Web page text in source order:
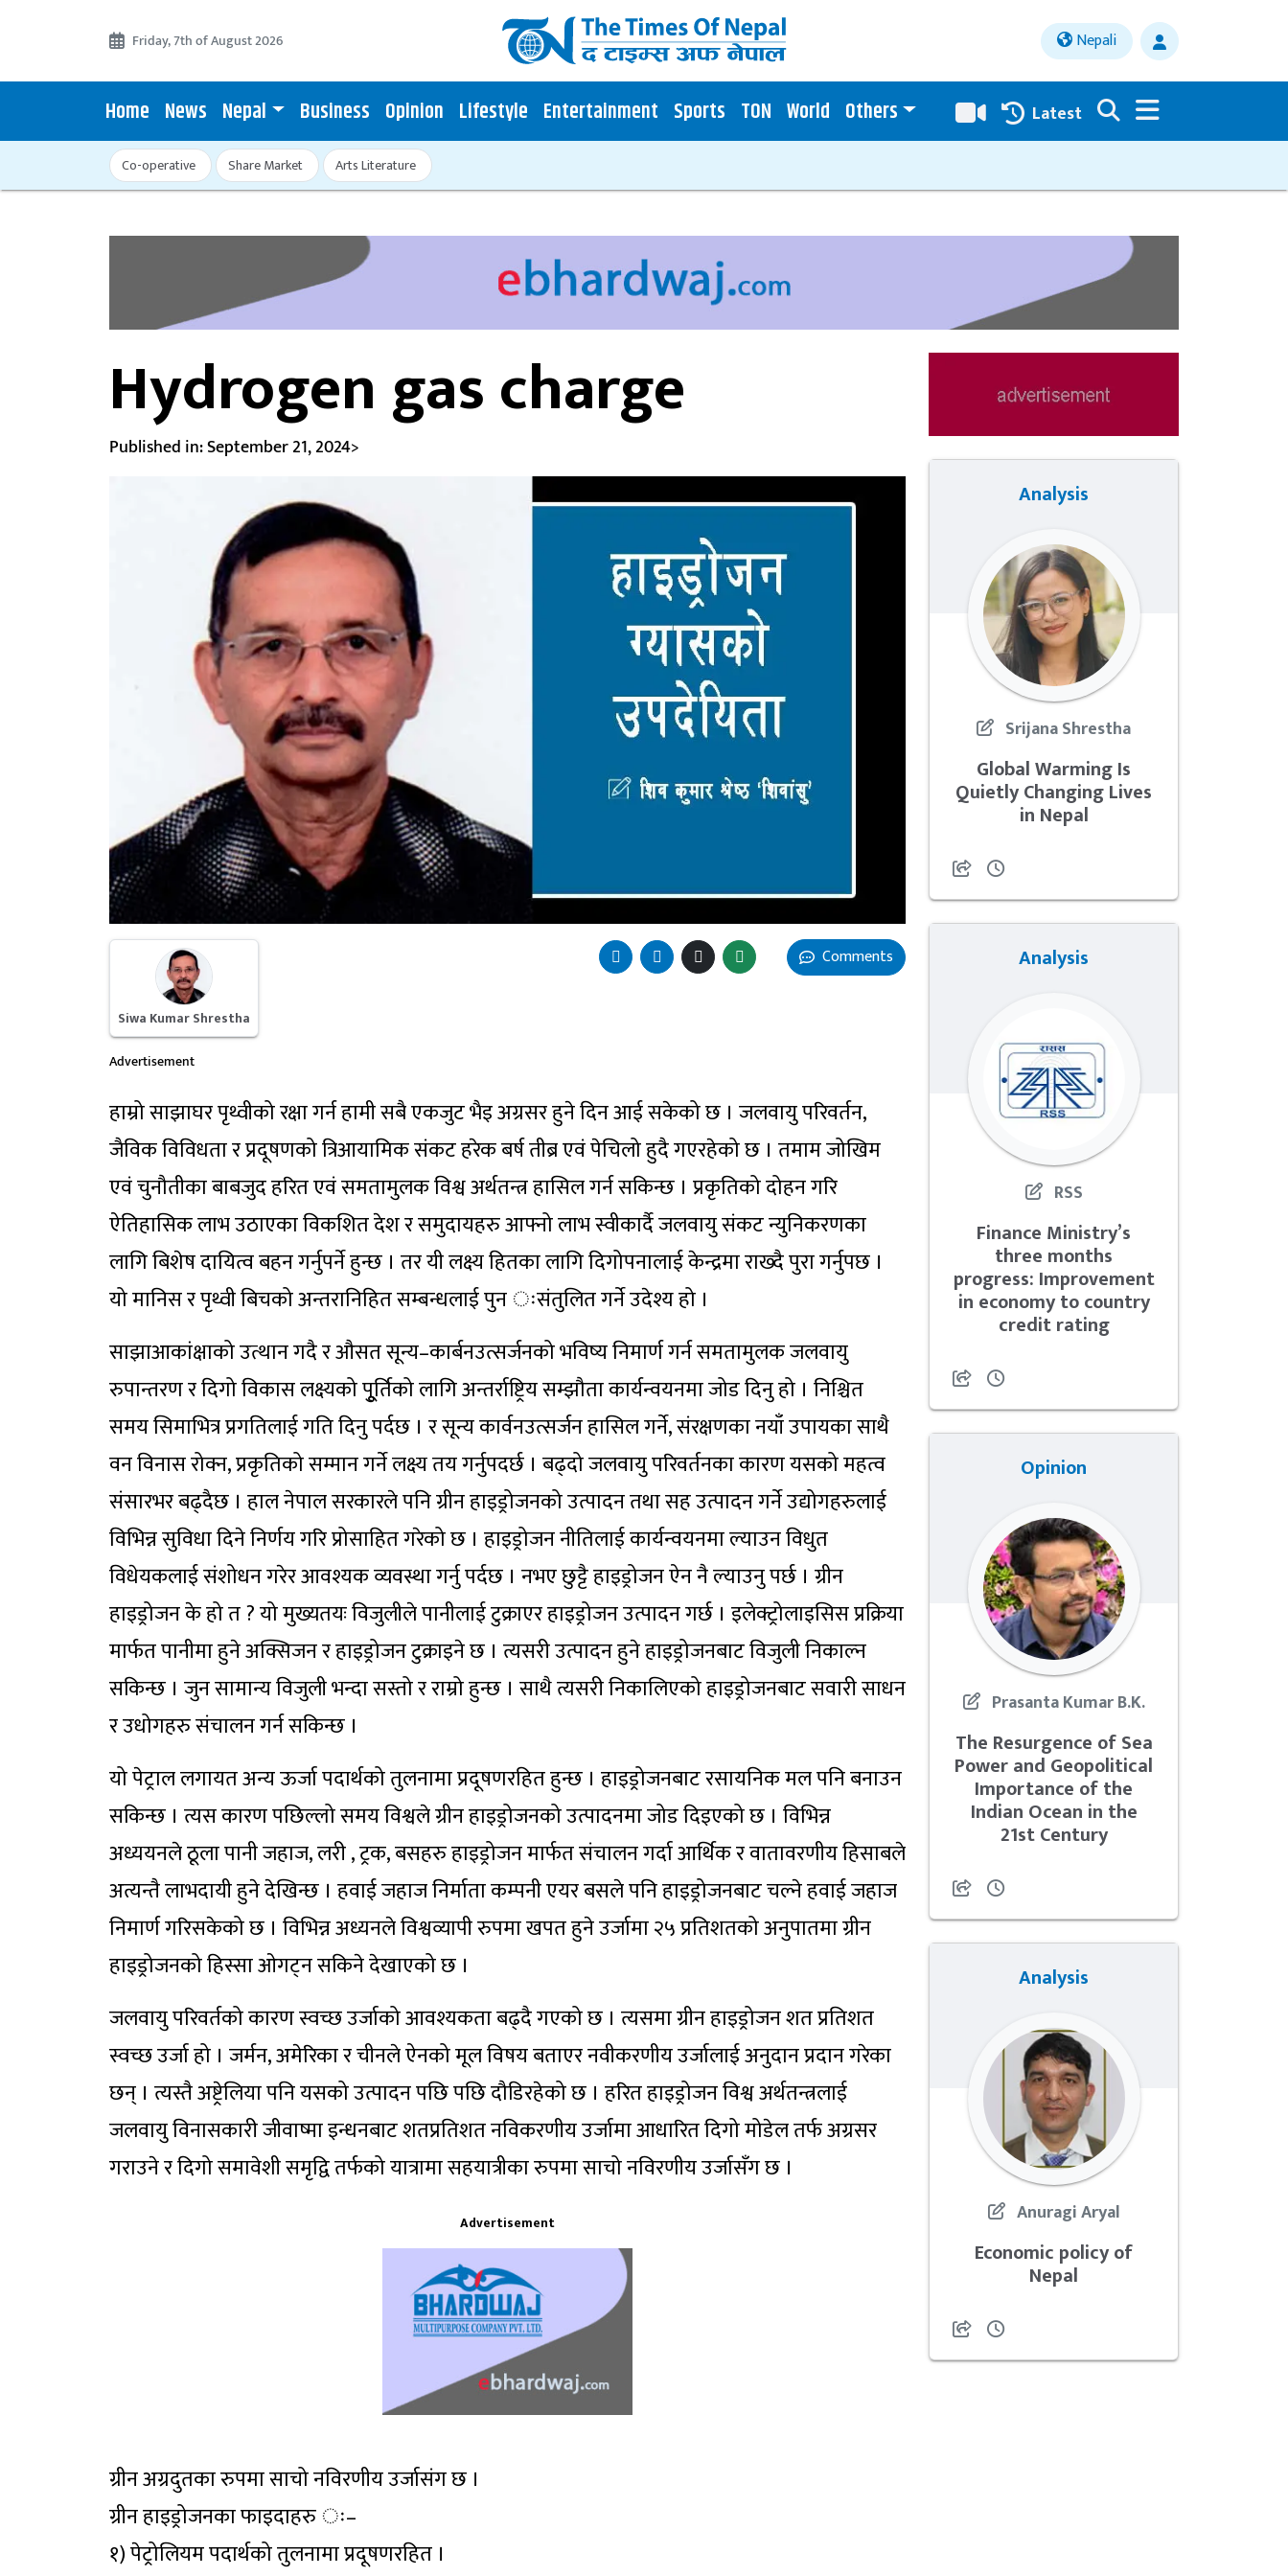
Friday, 7th of August 2026 Nepali
Home News Nepal Business Opinion Lifestyle Entertainment Sports TON World Others Latest
Co-operative Share Market Arts Literature
Hydrogen gas charge
Published in: September 21, 2024>
Siwa Kumar Shrestha
Comments
Advertisement
हाम्रो साझाघर पृथ्वीको रक्षा गर्न हामी सबै एकजुट भैइ अग्रसर हुने दिन आई सकेको छ । जलवायु परिवर्तन,
जैविक विविधता र प्रदूषणको त्रिआयामिक संकट हरेक बर्ष तीब्र एवं पेचिलो हुदै गएरहेको छ । तमाम जोखिम
एवं चुनौतीका बाबजुद हरित एवं समतामुलक विश्व अर्थतन्त्र हासिल गर्न सकिन्छ । प्रकृतिको दोहन गरि
ऐतिहासिक लाभ उठाएका विकशित देश र समुदायहरु आफ्नो लाभ स्वीकार्दै जलवायु संकट न्युनिकरणका
लागि बिशेष दायित्व बहन गर्नुपर्ने हुन्छ । तर यी लक्ष्य हितका लागि दिगोपनालाई केन्द्रमा राख्दै पुरा गर्नुपछ ।
यो मानिस र पृथ्वी बिचको अन्तरानिहित सम्बन्धलाई पुन ःसंतुलित गर्ने उदेश्य हो ।
साझाआकांक्षाको उत्थान गदै र औसत सून्य–कार्बनउत्सर्जनको भविष्य निमार्ण गर्न समतामुलक जलवायु
रुपान्तरण र दिगो विकास लक्ष्यको पूुर्तिको लागि अन्तर्राष्ट्रिय सम्झौता कार्यन्वयनमा जोड दिनु हो । निश्चित
समय सिमाभित्र प्रगतिलाई गति दिनु पर्दछ । र सून्य कार्वनउत्सर्जन हासिल गर्ने, संरक्षणका नयाँ उपायका साथै
वन विनास रोक्न, प्रकृतिको सम्मान गर्ने लक्ष्य तय गर्नुपदर्छ । बढ्दो जलवायु परिवर्तनका कारण यसको महत्व
संसारभर बढ्दैछ । हाल नेपाल सरकारले पनि ग्रीन हाइड्रोजनको उत्पादन तथा सह उत्पादन गर्ने उद्योगहरुलाई
विभिन्न सुविधा दिने निर्णय गरि प्रोसाहित गरेको छ । हाइड्रोजन नीतिलाई कार्यन्वयनमा ल्याउन विधुत
विधेयकलाई संशोधन गरेर आवश्यक व्यवस्था गर्नु पर्दछ । नभए छुट्टै हाइड्रोजन ऐन नै ल्याउनु पर्छ । ग्रीन
हाइड्रोजन के हो त ? यो मुख्यतयः विजुलीले पानीलाई टुक्राएर हाइड्रोजन उत्पादन गर्छ । इलेक्ट्रोलाइसिस प्रक्रिया
मार्फत पानीमा हुने अक्सिजन र हाइड्रोजन टुक्राइने छ । त्यसरी उत्पादन हुने हाइड्रोजनबाट विजुली निकाल्न
सकिन्छ । जुन सामान्य विजुली भन्दा सस्तो र राम्रो हुन्छ । साथै त्यसरी निकालिएको हाइड्रोजनबाट सवारी साधन
र उधोगहरु संचालन गर्न सकिन्छ ।
यो पेट्राल लगायत अन्य ऊर्जा पदार्थको तुलनामा प्रदूषणरहित हुन्छ । हाइड्रोजनबाट रसायनिक मल पनि बनाउन
सकिन्छ । त्यस कारण पछिल्लो समय विश्वले ग्रीन हाइड्रोजनको उत्पादनमा जोड दिइएको छ । विभिन्न
अध्ययनले ठूला पानी जहाज, लरी , ट्रक, बसहरु हाइड्रोजन मार्फत संचालन गर्दा आर्थिक र वातावरणीय हिसाबले
अत्यन्तै लाभदायी हुने देखिन्छ । हवाई जहाज निर्माता कम्पनी एयर बसले पनि हाइड्रोजनबाट चल्ने हवाई जहाज
निमार्ण गरिसकेको छ । विभिन्न अध्यनले विश्वव्यापी रुपमा खपत हुने उर्जामा २५ प्रतिशतको अनुपातमा ग्रीन
हाइड्रोजनको हिस्सा ओगट्न सकिने देखाएको छ ।
जलवायु परिवर्तको कारण स्वच्छ उर्जाको आवश्यकता बढ्दै गएको छ । त्यसमा ग्रीन हाइड्रोजन शत प्रतिशत
स्वच्छ उर्जा हो । जर्मन, अमेरिका र चीनले ऐनको मूल विषय बताएर नवीकरणीय उर्जालाई अनुदान प्रदान गरेका
छन् । त्यस्तै अष्ट्रेलिया पनि यसको उत्पादन पछि पछि दौडिरहेको छ । हरित हाइड्रोजन विश्व अर्थतन्त्रलाई
जलवायु विनासकारी जीवाष्मा इन्धनबाट शतप्रतिशत नविकरणीय उर्जामा आधारित दिगो मोडेल तर्फ अग्रसर
गराउने र दिगो समावेशी समृद्वि तर्फको यात्रामा सहयात्रीका रुपमा साचो नविरणीय उर्जासँग छ ।
Advertisement
ग्रीन अग्रदुतका रुपमा साचो नविरणीय उर्जासंग छ ।
ग्रीन हाइड्रोजनका फाइदाहरु ः–
१) पेट्रोलियम पदार्थको तुलनामा प्रदूषणरहित ।
Analysis
Srijana Shrestha
Global Warming Is
Quietly Changing Lives
in Nepal
Analysis
RSS
Finance Ministry’s
three months
progress: Improvement
in economy to country
credit rating
Opinion
Prasanta Kumar B.K.
The Resurgence of Sea
Power and Geopolitical
Importance of the
Indian Ocean in the
21st Century
Analysis
Anuragi Aryal
Economic policy of
Nepal